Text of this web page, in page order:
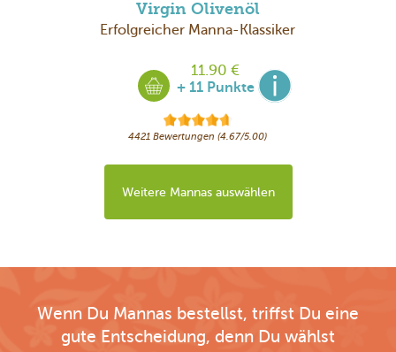
Virgin Olivenöl
Erfolgreicher Manna-Klassiker
11.90 €
+ 11 Punkte
4421 Bewertungen (4.67/5.00)
Weitere Mannas auswählen
Wenn Du Mannas bestellst, triffst Du eine
gute Entscheidung, denn Du wählst